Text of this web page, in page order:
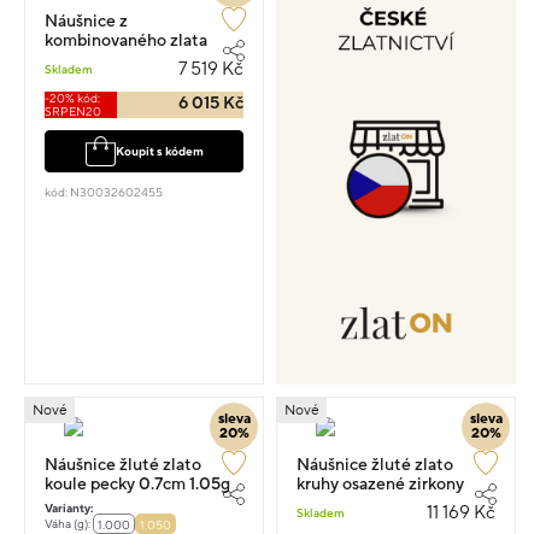
Náušnice z
kombinovaného zlata
osazené zirkony 5cm 1.6g
Skladem 7 519 Kč
-20% kód:
SRPEN20
6 015 Kč
Koupit s kódem
kód: N30032602455
sleva
20%
Nové
Náušnice žluté zlato
koule pecky 0.7cm 1.05g
Varianty:
Váha (g): 1.000 1.050
sleva
20%
Nové
Náušnice žluté zlato
kruhy osazené zirkony
Skladem 11 169 Kč